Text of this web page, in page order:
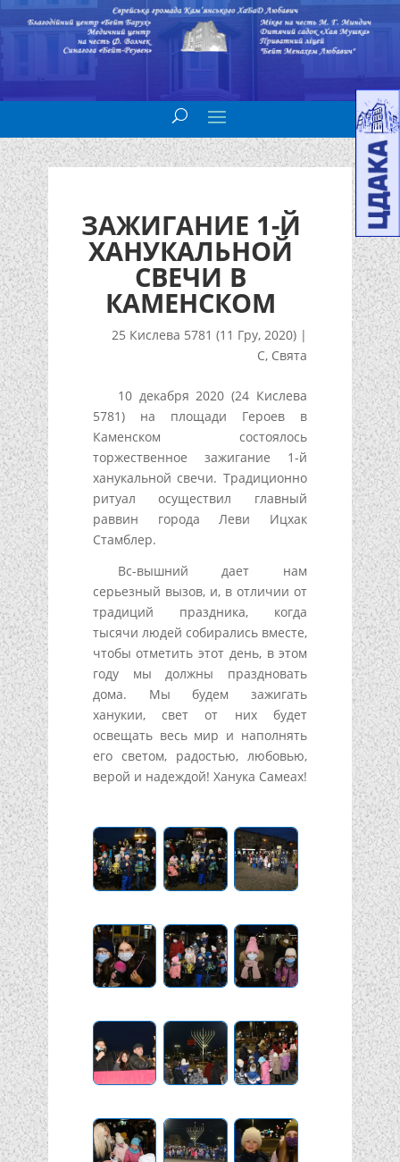
ЗАЖИГАНИЕ 1-Й
ХАНУКАЛЬНОЙ
СВЕЧИ В
КАМЕНСКОМ
25 Кислева 5781 (11 Гру, 2020) |
С, Свята
10 декабря 2020 (24 Кислева
5781) на площади Героев в
Каменском состоялось
торжественное зажигание 1-й
ханукальной свечи. Традиционно
ритуал осуществил главный
раввин города Леви Ицхак
Стамблер.
Вс-вышний дает нам
серьезный вызов, и, в отличии от
традиций праздника, когда
тысячи людей собирались вместе,
чтобы отметить этот день, в этом
году мы должны праздновать
дома. Мы будем зажигать
ханукии, свет от них будет
освещать весь мир и наполнять
его светом, радостью, любовью,
верой и надеждой! Ханука Самеах!